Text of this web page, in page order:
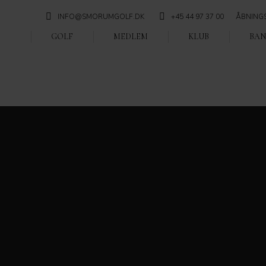
INFO@SMORUMGOLF.DK +45 44 97 37 00
GOLF MEDLEM KLUB